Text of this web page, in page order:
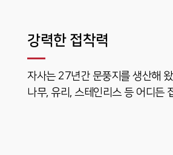
강력한 접착력
자사는 27년간 문풍지를 생산해
나무, 유리, 스테인리스 등 어디든